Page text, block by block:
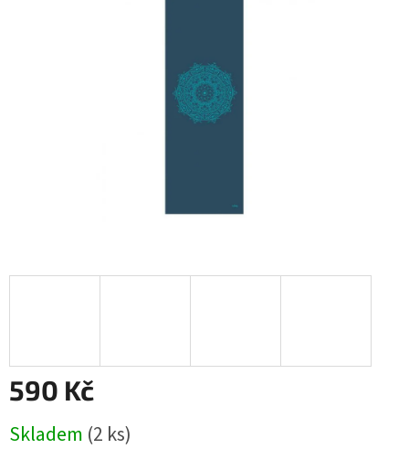
590 Kč
cena:
Skladem (2 ks)